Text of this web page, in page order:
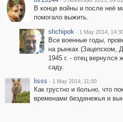
В конце войны и после неё
помогало выжить.
shchipok · 1 May 2014,
Все военные годы,
на рынках (Зацепском,
1945 г. - отец
саду.
lisss · 1 May 2014, 11:00
Как грустно и больно, что
временами безденежья и